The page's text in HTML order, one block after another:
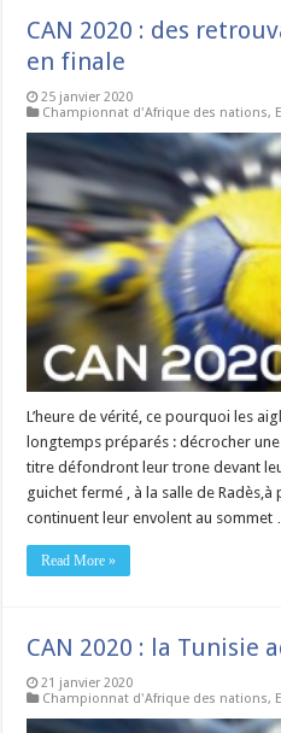
CAN 2020 : des
en finale
25 janvier 2020
Championnat d'Afrique des nations,
L’heure de vérité, ce pourquoi les
longtemps préparés : décrocher
titre défondront leur trone devant
guichet fermé , à la salle de
continuent leur envolent au sommet
Read More »
CAN 2020 : la Tunisie
21 janvier 2020
Championnat d'Afrique des nations,